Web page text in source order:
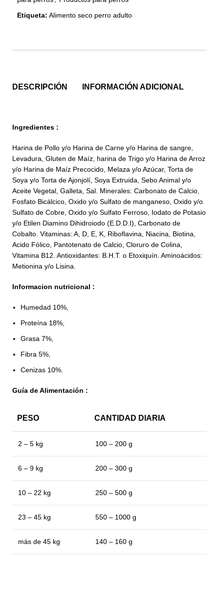
Etiqueta: Alimento seco perro adulto
DESCRIPCIÓN INFORMACIÓN ADICIONAL
Ingredientes :
Harina de Pollo y/o Harina de Carne y/o Harina de sangre,
Levadura, Gluten de Maíz, harina de Trigo y/o Harina de Arroz
y/o Harina de Maíz Precocido, Melaza y/o Azúcar, Torta de
Soya y/o Torta de Ajonjolí, Soya Extruida, Sebo Animal y/o
Aceite Vegetal, Galleta, Sal. Minerales: Carbonato de Calcio,
Fosfato Bicálcico, Oxido y/o Sulfato de manganeso, Oxido y/o
Sulfato de Cobre, Oxido y/o Sulfato Ferroso, Iodato de Potasio
y/o Etilen Diamino Dihidroiodo (E.D.D.I), Carbonato de
Cobalto. Vitaminas: A, D, E, K, Riboflavina, Niacina, Biotina,
Acido Fólico, Pantotenato de Calcio, Cloruro de Colina,
Vitamina B12. Antioxidantes: B.H.T. o Etoxiquín. Aminoácidos:
Metionina y/o Lisina.
Informacion nutricional :
Humedad 10%,
Proteína 18%,
Grasa 7%,
Fibra 5%,
Cenizas 10%.
Guía de Alimentación :
PESO CANTIDAD DIARIA
2 – 5 kg 100 – 200 g
6 – 9 kg 200 – 300 g
10 – 22 kg 250 – 500 g
23 – 45 kg 550 – 1000 g
más de 45 kg 140 – 160 g